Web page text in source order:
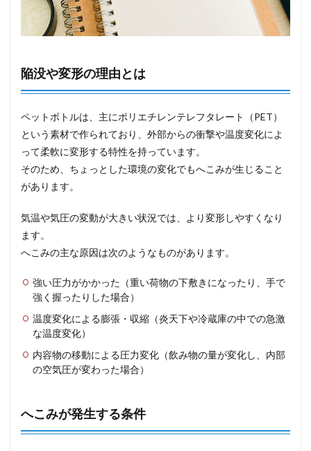
陥没や変形の理由とは
ペットボトルは、主にポリエチレンテレフタレート（PET）
という素材で作られており、外部からの衝撃や温度変化によ
って柔軟に変形する特性を持っています。
そのため、ちょっとした環境の変化でもへこみが生じること
があります。
気温や気圧の変動が大きい状況では、より変形しやすくなり
ます。
へこみの主な原因は次のようなものがあります。
強い圧力がかかった（重い荷物の下敷きになったり、手で
強く握ったりした場合）
温度変化による膨張・収縮（炎天下や冷蔵庫の中での急激
な温度変化）
内容物の移動による圧力変化（飲み物の量が変化し、内部
の空気圧が変わった場合）
へこみが発生する条件